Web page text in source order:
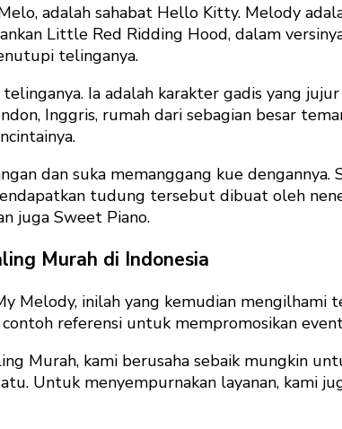
adalah sahabat Hello Kitty. Melody
Little Red Ridding Hood, dalam
telinganya.
Ia adalah karakter gadis yang
Inggris, rumah dari sebagian besar
dan suka memanggang kue
tudung tersebut dibuat oleh
juga Sweet Piano.
Murah di Indonesia
Melody, inilah yang kemudian
referensi untuk mempromosikan
Murah, kami berusaha sebaik mungkin
Untuk menyempurnakan layanan, kami